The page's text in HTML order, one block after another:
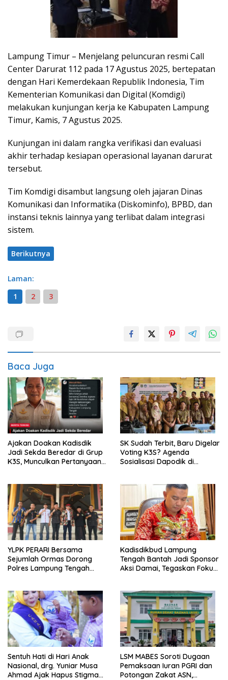
Lampung Timur – Menjelang peluncuran resmi Call
Center Darurat 112 pada 17 Agustus 2025, bertepatan
dengan Hari Kemerdekaan Republik Indonesia, Tim
Kementerian Komunikasi dan Digital (Komdigi)
melakukan kunjungan kerja ke Kabupaten Lampung
Timur, Kamis, 7 Agustus 2025.
Kunjungan ini dalam rangka verifikasi dan evaluasi
akhir terhadap kesiapan operasional layanan darurat
tersebut.
Tim Komdigi disambut langsung oleh jajaran Dinas
Komunikasi dan Informatika (Diskominfo), BPBD, dan
instansi teknis lainnya yang terlibat dalam integrasi
sistem.
Berikutnya
Laman:
1
2 3
Baca Juga
Ajakan Doakan Kadisdik
Jadi Sekda Beredar di Grup
K3S, Munculkan Pertanyaan
SK Sudah Terbit, Baru Digelar
Voting K3S? Agenda
Sosialisasi Dapodik di
YLPK PERARI Bersama
Sejumlah Ormas Dorong
Polres Lampung Tengah
Pelanggaran UU ITE
Kadisdikbud Lampung
Tengah Bantah Jadi Sponsor
Aksi Damai, Tegaskan Fokus
Sentuh Hati di Hari Anak
Nasional, drg. Yuniar Musa
Ahmad Ajak Hapus Stigma
LSM MABES Soroti Dugaan
Pemaksaan Iuran PGRI dan
Potongan Zakat ASN,